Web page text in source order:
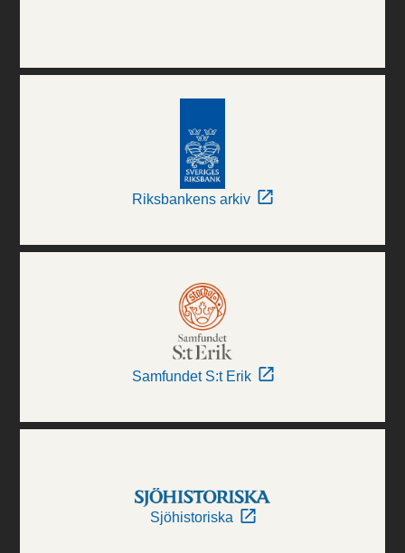
Riksbankens arkiv
Samfundet S:t Erik
Sjöhistoriska